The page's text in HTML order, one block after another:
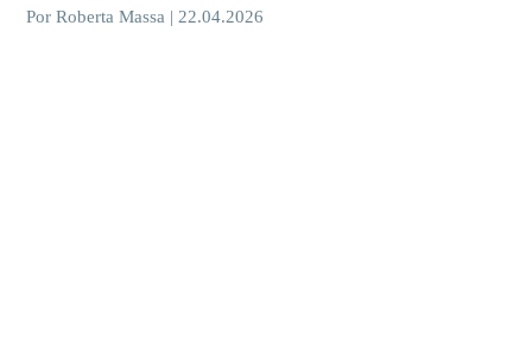
Por Roberta Massa | 22.04.2026